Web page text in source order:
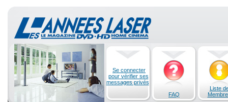
Se connecter
pour vérifier ses
messages privés
FAQ
Liste